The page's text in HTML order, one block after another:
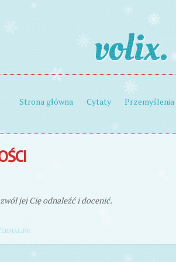
volix.
Strona główna Cytaty Przemyślenia
jej Cię odnaleźć i docenić.